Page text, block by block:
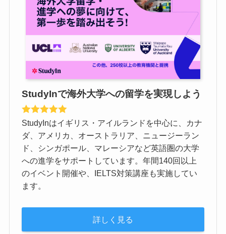
StudyInで海外大学への留学を実現しよう
StudyInはイギリス・アイルランドを中心に、カナ
ダ、アメリカ、オーストラリア、ニュージーラン
ド、シンガポール、マレーシアなど英語圏の大学
への進学をサポートしています。年間140回以上
のイベント開催や、IELTS対策講座も実施してい
ます。
詳しく見る